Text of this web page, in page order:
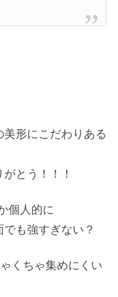
形にこだわりある
とう！！！
個人的に
も強すぎない？
くちゃ集めにくい